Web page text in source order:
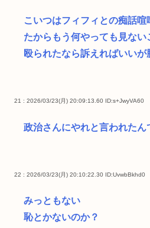
こいつはフィフィとの痴話
たからもう何やっても見ない
殴られたなら訴えればいい
21 : 2026/03/23(月) 20:09:13.60 ID:s+JwyVA60
政治さんにやれと言われたん
22 : 2026/03/23(月) 20:10:22.30 ID:UvwbBkhd0
みっともない
恥とかないのか？